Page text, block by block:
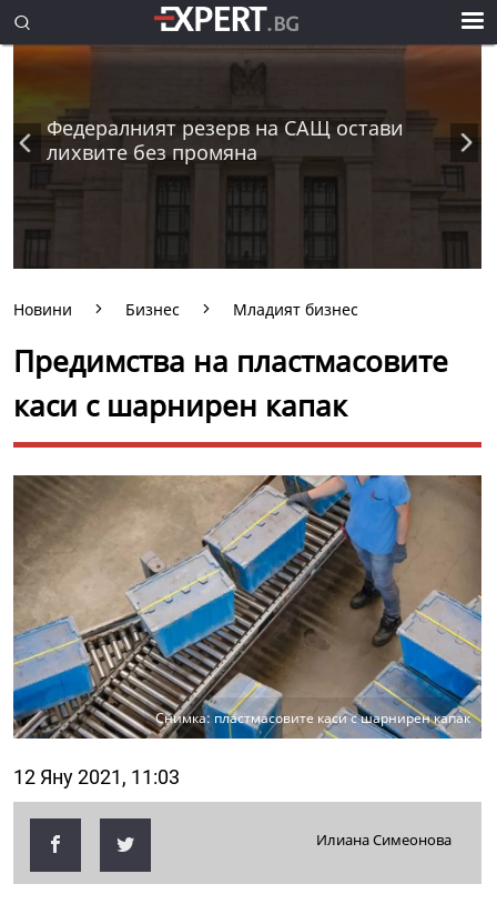
Федералният резерв на САЩ остави
лихвите без промяна
Новини Бизнес Младият бизнес
Предимства на пластмасовите
каси с шарнирен капак
Снимка: пластмасовите каси с шарнирен капак
12 Яну 2021, 11:03
Илиана Симеонова